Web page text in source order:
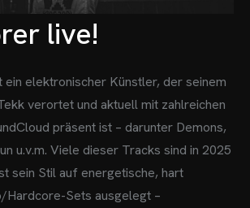
live!
ein elektronischer Künstler, der seinem
verortet und aktuell mit zahlreichen
präsent ist – darunter Demons,
u.v.m. Viele dieser Tracks sind in 2025
sein Stil auf energetische, hart
Hardcore-Sets ausgelegt –